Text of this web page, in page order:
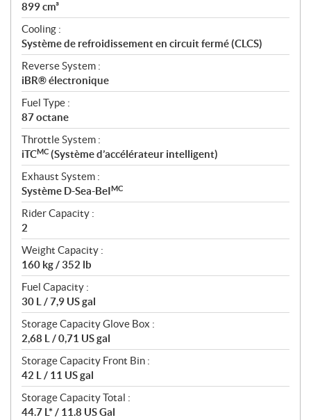
899 cm³
Cooling :
Système de refroidissement en circuit fermé (CLCS)
Reverse System :
iBR® électronique
Fuel Type :
87 octane
Throttle System :
iTCMC (Système d’accélérateur intelligent)
Exhaust System :
Système D-Sea-BeIMC
Rider Capacity :
2
Weight Capacity :
160 kg / 352 lb
Fuel Capacity :
30 L / 7,9 US gal
Storage Capacity Glove Box :
2,68 L / 0,71 US gal
Storage Capacity Front Bin :
42 L / 11 US gal
Storage Capacity Total :
44.7 L* / 11.8 US Gal